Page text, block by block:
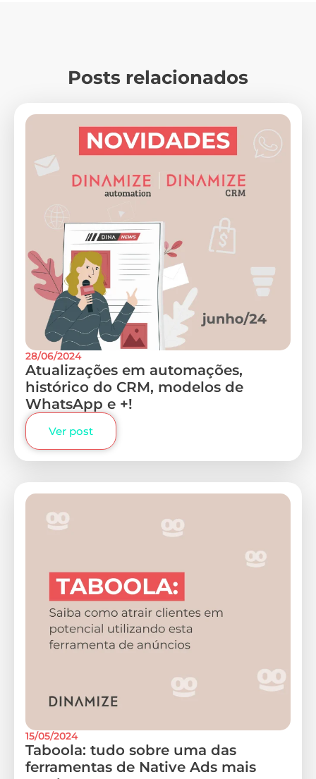
Posts relacionados
28/06/2024
Atualizações em automações,
histórico do CRM, modelos de
WhatsApp e +!
Ver post
15/05/2024
Taboola: tudo sobre uma das
ferramentas de Native Ads mais